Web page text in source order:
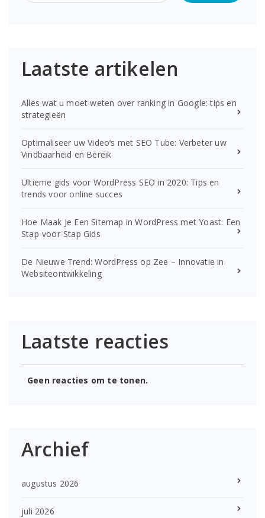
Laatste artikelen
Alles wat u moet weten over ranking in Google: tips en
strategieën
Optimaliseer uw Video’s met SEO Tube: Verbeter uw
Vindbaarheid en Bereik
Ultieme gids voor WordPress SEO in 2020: Tips en
trends voor online succes
Hoe Maak Je Een Sitemap in WordPress met Yoast: Een
Stap-voor-Stap Gids
De Nieuwe Trend: WordPress op Zee – Innovatie in
Websiteontwikkeling
Laatste reacties
Geen reacties om te tonen.
Archief
augustus 2026
juli 2026